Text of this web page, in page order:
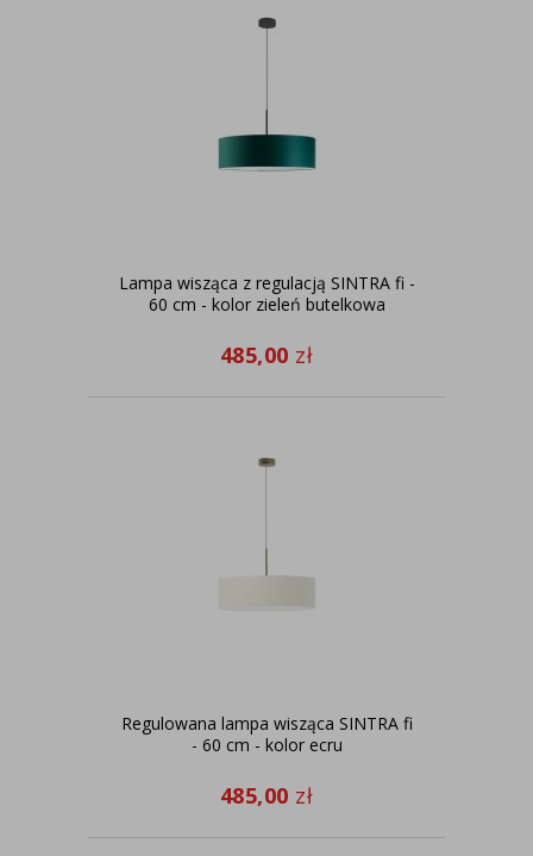
Lampa wisząca z regulacją SINTRA fi -
60 cm - kolor zieleń butelkowa
485,00 zł
Regulowana lampa wisząca SINTRA fi
- 60 cm - kolor ecru
485,00 zł